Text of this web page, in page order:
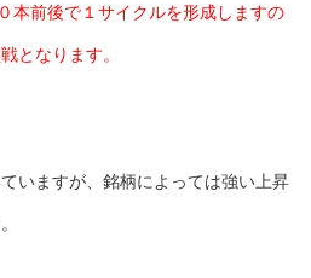
本前後で１サイクルを形成しますの
となります。
いますが、銘柄によっては強い上昇